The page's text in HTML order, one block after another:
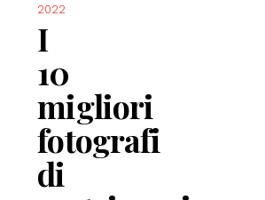
2022
I
10
migliori
fotografi
di